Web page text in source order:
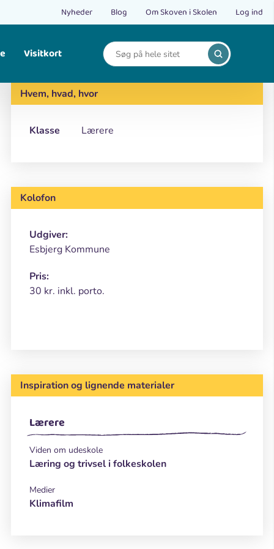
Nyheder Blog Om Skoven i Skolen Log ind
Visitkort
Print
Hvem, hvad, hvor
Klasse Lærere
Kolofon
Udgiver:
Esbjerg Kommune
Pris:
30 kr. inkl. porto.
Inspiration og lignende materialer
Lærere
Viden om udeskole
Læring og trivsel i folkeskolen
Medier
Klimafilm